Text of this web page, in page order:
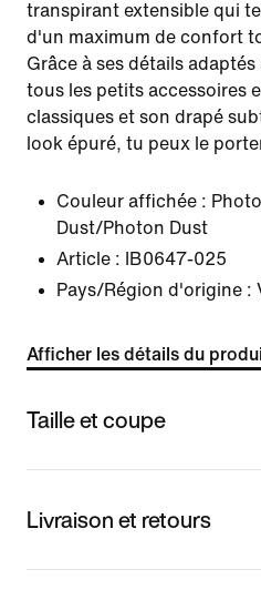
transpirant extensible qui
d'un maximum de confort
Grâce à ses détails
tous les petits accessoires
classiques et son drapé
look épuré, tu peux le
Couleur affichée :
Dust/Photon Dust
Article :
IB0647-025
Pays/Région d'origine :
Afficher les détails du
Taille et coupe
Livraison et retours